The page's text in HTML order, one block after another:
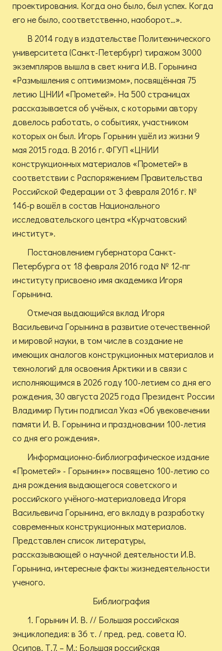
проектирования. Когда оно было, был успех. Когда
его не было, соответственно, наоборот…».
В 2014 году в издательстве Политехнического
университета (Санкт-Петербург) тиражом 3000
экземпляров вышла в свет книга И.В. Горынина
«Размышления с оптимизмом», посвящённая 75
летию ЦНИИ «Прометей». На 500 страницах
рассказывается об учёных, с которыми автору
довелось работать, о событиях, участником
которых он был. Игорь Горынин ушёл из жизни 9
мая 2015 года. В 2016 г. ФГУП «ЦНИИ
конструкционных материалов «Прометей» в
соответствии с Распоряжением Правительства
Российской Федерации от 3 февраля 2016 г. №
146-р вошёл в состав Национального
исследовательского центра «Курчатовский
институт».
Постановлением губернатора Санкт-
Петербурга от 18 февраля 2016 года № 12-пг
институту присвоено имя академика Игоря
Горынина.
Отмечая выдающийся вклад Игоря
Васильевича Горынина в развитие отечественной
и мировой науки, в том числе в создание не
имеющих аналогов конструкционных материалов и
технологий для освоения Арктики и в связи с
исполняющимся в 2026 году 100-летием со дня его
рождения, 30 августа 2025 года Президент России
Владимир Путин подписал Указ «Об увековечении
памяти И. В. Горынина и праздновании 100-летия
со дня его рождения».
Информационно-библиографическое издание
«Прометей» - Горынин»» посвящено 100-летию со
дня рождения выдающегося советского и
российского учёного-материаловеда Игоря
Васильевича Горынина, его вкладу в разработку
современных конструкционных материалов.
Представлен список литературы,
рассказывающей о научной деятельности И.В.
Горынина, интересные факты жизнедеятельности
ученого.
Библиография
1. Горынин И. В. // Большая российская
энциклопедия: в 36 т. / пред. ред. совета Ю.
Осипов. Т.7. – М.: Большая российская